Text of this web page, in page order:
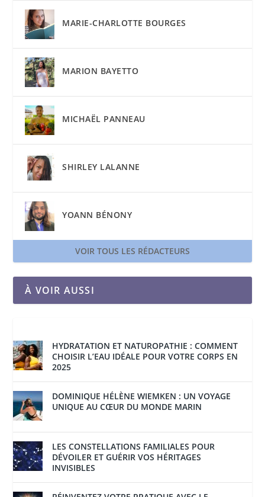
MARIE-CHARLOTTE BOURGES
MARION BAYETTO
MICHAËL PANNEAU
SHIRLEY LALANNE
YOANN BÉNONY
VOIR TOUS LES RÉDACTEURS
À VOIR AUSSI
HYDRATATION ET NATUROPATHIE : COMMENT
CHOISIR L’EAU IDÉALE POUR VOTRE CORPS EN
2025
DOMINIQUE HÉLÈNE WIEMKEN : UN VOYAGE
UNIQUE AU CŒUR DU MONDE MARIN
LES CONSTELLATIONS FAMILIALES POUR
DÉVOILER ET GUÉRIR VOS HÉRITAGES
INVISIBLES